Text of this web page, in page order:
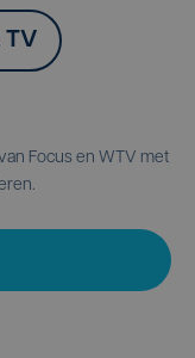
TV
Focus en WTV met